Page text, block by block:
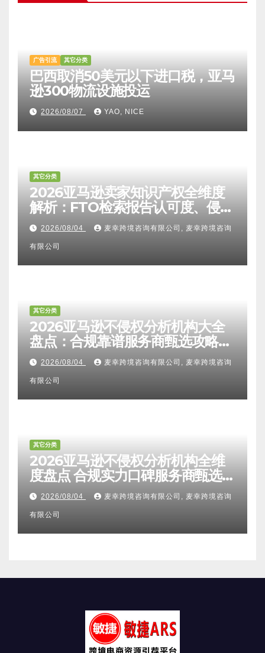
广告引流 其它分类
巴西取消50美元以下进口税，亚马
逊300物流设施投运
2026/08/07 YAO, NICE
其它分类
2026亚马逊卖家知识产权全维度
解析：FTO检索报告认可度、侵权
比对区别、TRO应诉方法及服务商
甄选避坑全攻略
2026/08/04 麦幸跨境咨询有限公司, 麦幸跨境咨询
有限公司
其它分类
2026亚马逊不侵权分析机构大全
盘点：合规靠谱服务商甄选攻略、
避坑FAQ及标杆机构实力详解
2026/08/04 麦幸跨境咨询有限公司, 麦幸跨境咨询
有限公司
其它分类
2026亚马逊不侵权分析机构全维
度盘点 合规实力口碑服务商甄选
附跨境卖家避坑FAQ全指南
2026/08/04 麦幸跨境咨询有限公司, 麦幸跨境咨询
有限公司